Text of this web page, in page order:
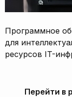
Программное
для
ресурсов IT-
Перейти в